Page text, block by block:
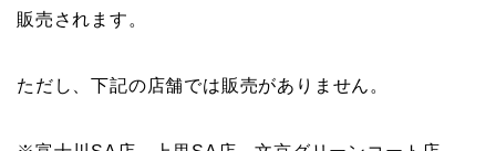
販売されます。
ただし、下記の店舗では販売がありません。